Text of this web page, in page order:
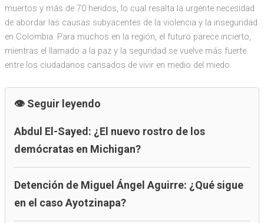
muertos y más de 70 heridos, lo cual resalta la urgente necesidad
de abordar las causas subyacentes de la violencia y la inseguridad
en Colombia. Para muchos en la región, el futuro parece incierto,
mientras el llamado a la paz y la seguridad se vuelve más fuerte
entre los ciudadanos cansados de vivir en medio del miedo.
Seguir leyendo
Abdul El-Sayed: ¿El nuevo rostro de los
demócratas en Michigan?
Detención de Miguel Ángel Aguirre: ¿Qué sigue
en el caso Ayotzinapa?